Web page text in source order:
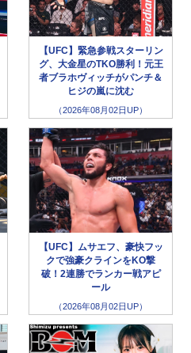
【UFC】緊急参戦スターリン
グ、大金星のTKO勝利！元王
者ブラホヴィッチがパンチ＆
ヒジの嵐に沈む
（2026年08月02日UP）
【UFC】ムサエフ、豪快フッ
クで強豪クラインをKO撃
破！2連勝でランカー戦アピ
ール
（2026年08月02日UP）